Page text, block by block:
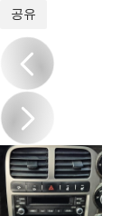
공유
/17